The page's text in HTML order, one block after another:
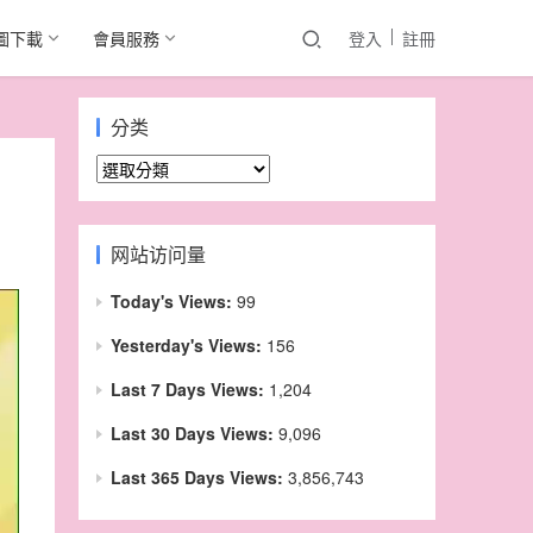
下載 會員服務 登入 註冊
分类
分
类
网站访问量
Today's Views: 99
Yesterday's Views: 156
Last 7 Days Views: 1,204
Last 30 Days Views: 9,096
Last 365 Days Views: 3,856,743